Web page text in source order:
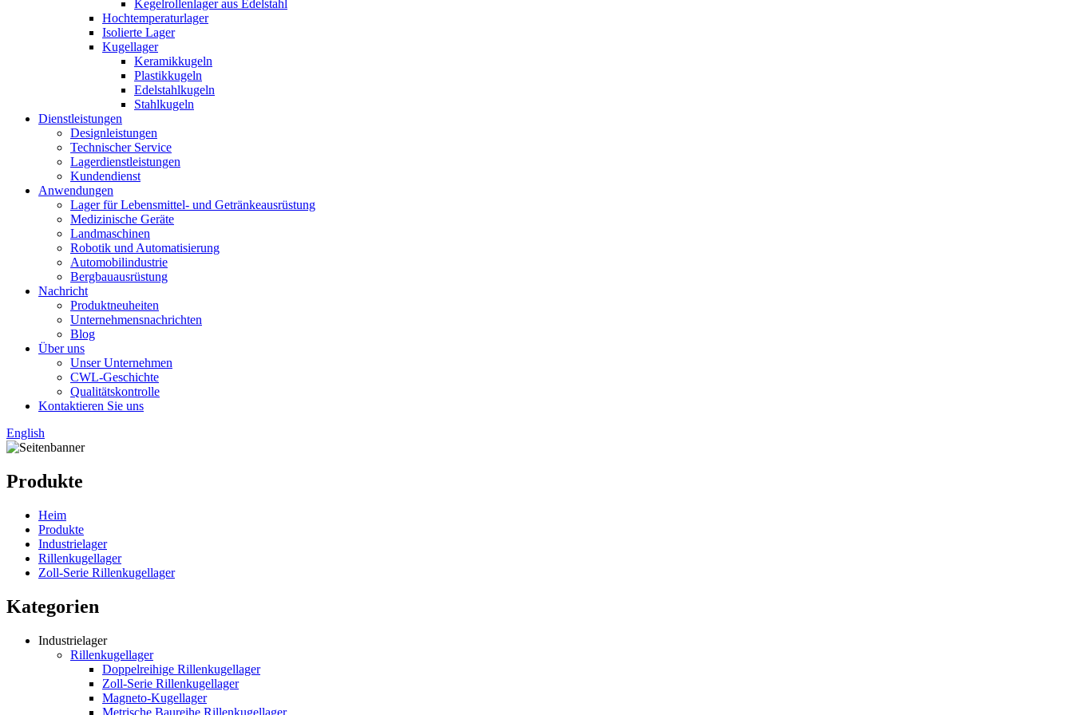
Kegelrollenlager aus Edelstahl
Hochtemperaturlager
Isolierte Lager
Kugellager
Keramikkugeln
Plastikkugeln
Edelstahlkugeln
Stahlkugeln
Dienstleistungen
Designleistungen
Technischer Service
Lagerdienstleistungen
Kundendienst
Anwendungen
Lager für Lebensmittel- und Getränkeausrüstung
Medizinische Geräte
Landmaschinen
Robotik und Automatisierung
Automobilindustrie
Bergbauausrüstung
Nachricht
Produktneuheiten
Unternehmensnachrichten
Blog
Über uns
Unser Unternehmen
CWL-Geschichte
Qualitätskontrolle
Kontaktieren Sie uns
English
Produkte
Heim
Produkte
Industrielager
Rillenkugellager
Zoll-Serie Rillenkugellager
Kategorien
Industrielager
Rillenkugellager
Doppelreihige Rillenkugellager
Zoll-Serie Rillenkugellager
Magneto-Kugellager
Metrische Baureihe Rillenkugellager